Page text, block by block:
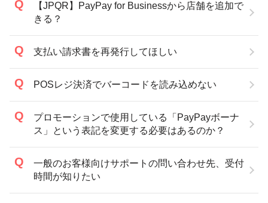
【JPQR】PayPay for Businessから店舗を追加で
きる？
支払い請求書を再発行してほしい
POSレジ決済でバーコードを読み込めない
プロモーションで使用している「PayPayボーナ
ス」という表記を変更する必要はあるのか？
一般のお客様向けサポートの問い合わせ先、受付
時間が知りたい